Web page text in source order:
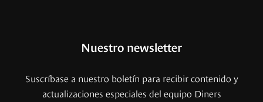
Nuestro newsletter
Suscríbase a nuestro boletín para recibir contenido y
actualizaciones especiales del equipo Diners